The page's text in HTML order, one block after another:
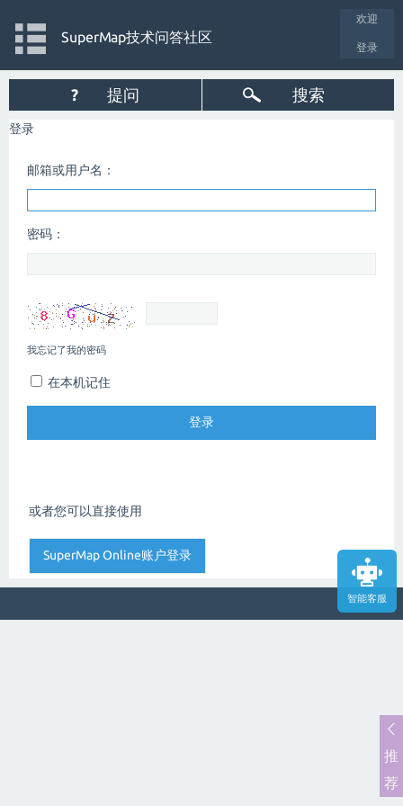
智能客服
欢迎
登录
SuperMap技术问答社区
? 提问 搜索
登录
邮箱或用户名：
密码：
我忘记了我的密码
在本机记住
或者您可以直接使用